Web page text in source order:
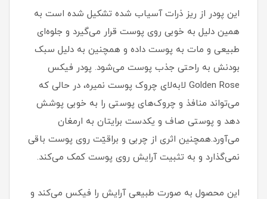
این پودر از ریز ذرات آسیاب شده تشکیل شده است به
همین دلیل به خوبی روی پوست قرار می‌گیرد و جلوه‌ای
طبیعی و مات به پوست داده و همچنین به دلیل سبک
بودنش به راحتی جذب پوست می‌شود. پودر فیکس
Golden Rose لابه‌لای چروک پوست نمیره، در حالی که
می‌تواند منافذ و چروک‌های پوستی را به خوبی پوشش
دهد و پوستی صاف و یکدست برایتان به ارمغان
می‌آورد.همچنین اثری از چربی و براقیّت روی پوست باقی
نمی‌گذارد و به تثبیت آرایش روی پوست کمک می‌کند.
این محصول به صورت طبیعی آرایش را فیکس می‌کند و